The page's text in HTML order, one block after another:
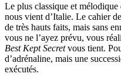
Le plus classique et mélodique
nous vient d’Italie. Le cahier
de très hauts faits, mais sans
vous ne l’ayez prévu, vous
Best Kept Secretvous tient.
d’adrénaline, mais une
exécutés.